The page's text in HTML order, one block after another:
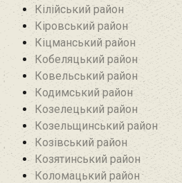
Кілійський район
Кіровський район
Кіцманський район
Кобеляцький район‎
Ковельський район
Кодимський район
Козелецький район
Козельщинський район
Козівський район
Козятинський район
Коломацький район